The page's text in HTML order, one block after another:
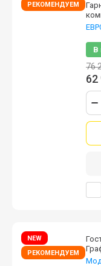
РЕКОМЕНДУЕМ
В
76
62
NEW
РЕКОМЕНДУЕМ